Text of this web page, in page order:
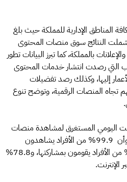
المناطق الإدارية للمملكة حيث بلغ
مشارك، وشملت النتائج سوق منصات المحتوى
بالمملكة، كما تبرز البيانات تطور
التي رصدت انتشار خدمات المحتوى
إليها، وكذلك رصد تفضيلات
تجاه المنصات الرقمية، وتوضح تنوع
اليومي المستغرق لمشاهدة منصات
الفيديو الرقمي بلغ 1.55 ساعة، وأن 99.9% من الأفراد يشاهدون
مقاطع الفيديو القصيرة، و89.8% من الأفراد يقومون بمشاركتها، و78.8%